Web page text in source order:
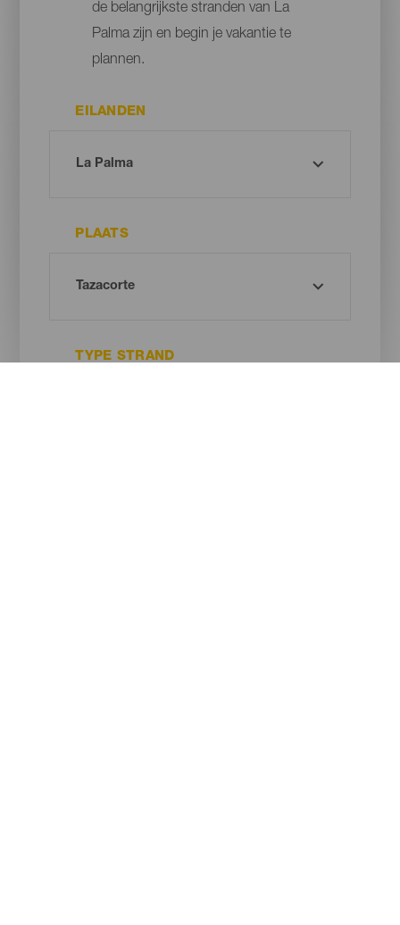
de belangrijkste stranden van La
Palma zijn en begin je vakantie te
plannen.
EILANDEN
PLAATS
TYPE STRAND